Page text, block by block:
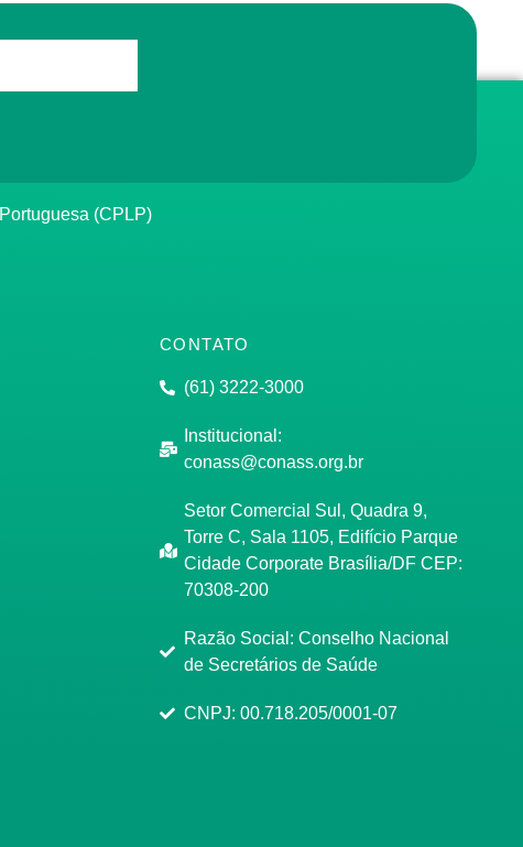
(CPLP)
CONTATO
(61) 3222-3000
Institucional:
conass@conass.org.br
Setor Comercial Sul, Quadra 9,
Torre C, Sala 1105, Edifício Parque
Cidade Corporate Brasília/DF CEP:
70308-200
Razão Social: Conselho Nacional
de Secretários de Saúde
CNPJ: 00.718.205/0001-07